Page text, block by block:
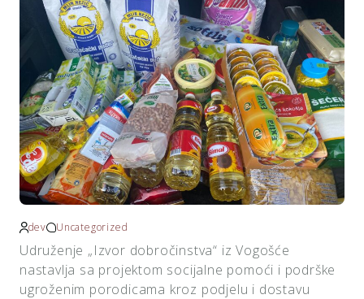
dev Uncategorized
Udruženje „Izvor dobročinstva“ iz Vogošće
nastavlja sa projektom socijalne pomoći i podrške
ugroženim porodicama kroz podjelu i dostavu